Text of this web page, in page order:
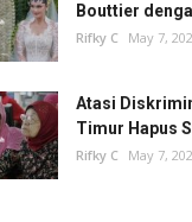
Bouttier
Rifky C May 7,
Atasi
Timur Hapus
Rifky C May 7,